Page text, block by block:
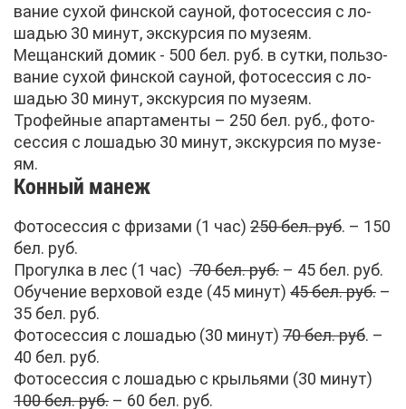
ва­ние су­хой фин­ской сау­ной, фо­то­сес­сия с ло­
ша­дью 30 ми­нут, экс­кур­сия по му­зе­ям.
Ме­щан­ский до­мик - 500 бел. руб. в сут­ки, поль­зо­
ва­ние су­хой фин­ской сау­ной, фо­то­сес­сия с ло­
ша­дью 30 ми­нут, экс­кур­сия по му­зе­ям.
Тро­фей­ные апар­та­мен­ты – 250 бел. руб., фо­то­
сес­сия с ло­ша­дью 30 ми­нут, экс­кур­сия по му­зе­
ям.
Кон­ный ма­неж
Фо­то­сес­сия с фри­за­ми (1 час) 250 бел. руб. – 150
бел. руб.
Про­гул­ка в лес (1 час)
70 бел. руб. – 45 бел. руб.
Обу­че­ние вер­хо­вой ез­де (45 ми­нут) 45 бел. руб. –
35 бел. руб.
Фо­то­сес­сия с ло­ша­дью (30 ми­нут) 70 бел. руб. –
40 бел. руб.
Фо­то­сес­сия с ло­ша­дью с кры­лья­ми (30 ми­нут)
100 бел. руб. – 60 бел. руб.